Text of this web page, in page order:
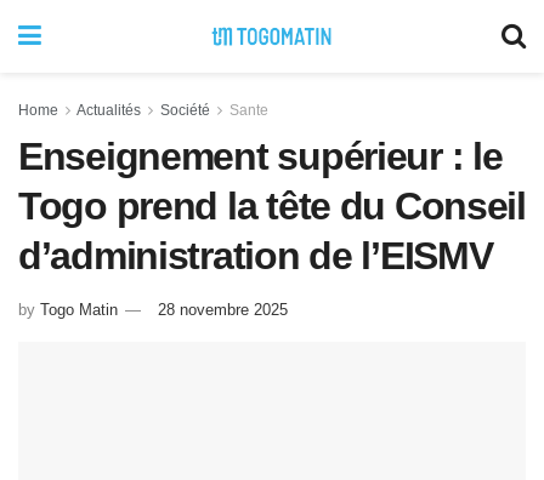
Home Actualités Société Sante
Enseignement supérieur : le
Togo prend la tête du Conseil
d’administration de l’EISMV
by Togo Matin 28 novembre 2025